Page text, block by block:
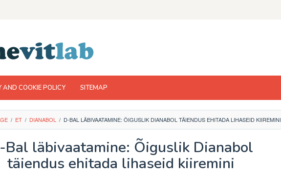
AND COOKIE POLICY SITEMAP
/ ET / DIANABOL / D-BAL LÄBIVAATAMINE: ÕIGUSLIK DIANABOL TÄIENDUS EHITADA LIHASEID KIIREMINI
Bal läbivaatamine: Õiguslik Dianabol
täiendus ehitada lihaseid kiiremini